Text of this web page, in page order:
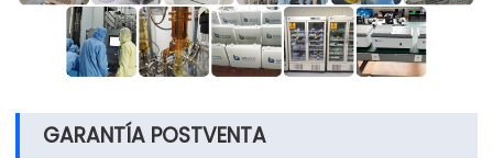
GARANTÍA POSTVENTA